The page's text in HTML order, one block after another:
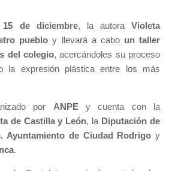
15 de diciembre, la autora Violeta
pueblo y llevará a cabo un taller
del colegio, acercándoles su proceso
la expresión plástica entre los más
por ANPEy cuenta con la
de Castilla y León, la Diputación de
Ayuntamiento de Ciudad Rodrigo y
.